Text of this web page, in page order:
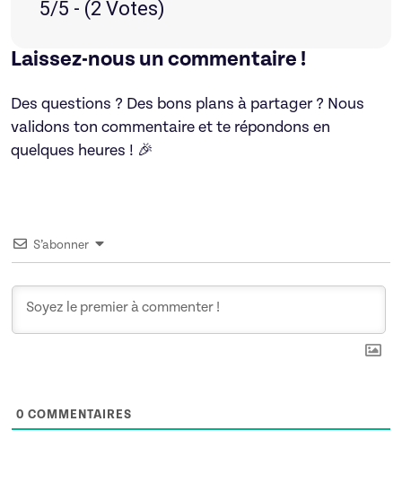
5/5 - (2 Votes)
Laissez-nous un commentaire !
Des questions ? Des bons plans à partager ? Nous
validons ton commentaire et te répondons en
quelques heures ! 🎉
S’abonner
0 COMMENTAIRES